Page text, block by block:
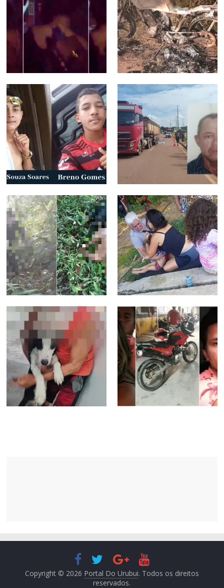
Copyright © 2026 Portal Do Urubui. Todos os direitos
reservados.